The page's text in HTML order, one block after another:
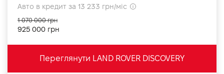
Авто в кредит за 13 233 грн/міс
925 000 грн
1 070 000 грн
Переглянути LAND ROVER DISCOVERY